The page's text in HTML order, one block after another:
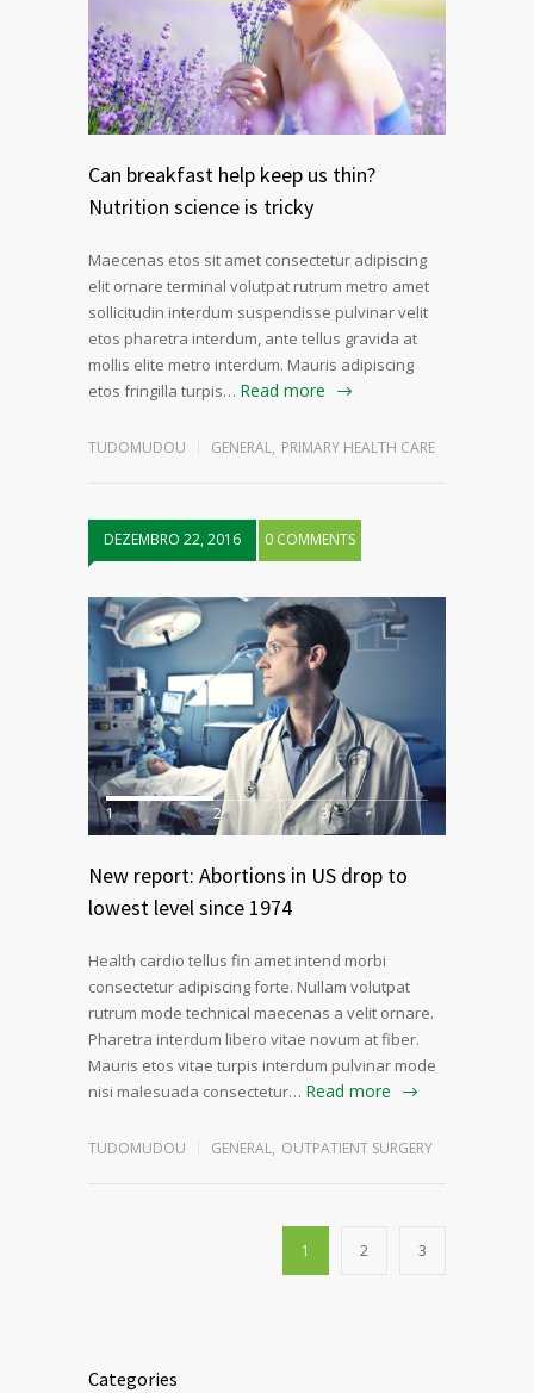
Can breakfast help keep us thin?
Nutrition science is tricky
Maecenas etos sit amet consectetur adipiscing
elit ornare terminal volutpat rutrum metro amet
sollicitudin interdum suspendisse pulvinar velit
etos pharetra interdum, ante tellus gravida at
mollis elite metro interdum. Mauris adipiscing
etos fringilla turpis… Read more
TUDOMUDOU GENERAL, PRIMARY HEALTH CARE
DEZEMBRO 22, 2016 0 COMMENTS
1 2 3
New report: Abortions in US drop to
lowest level since 1974
Health cardio tellus fin amet intend morbi
consectetur adipiscing forte. Nullam volutpat
rutrum mode technical maecenas a velit ornare.
Pharetra interdum libero vitae novum at fiber.
Mauris etos vitae turpis interdum pulvinar mode
nisi malesuada consectetur… Read more
TUDOMUDOU GENERAL, OUTPATIENT SURGERY
1 2 3
Categories